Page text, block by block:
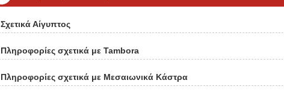
Σχετικά Αίγυπτος
Πληροφορίες σχετικά με Tambora
Πληροφορίες σχετικά με Μεσαιωνικά Κάστρα